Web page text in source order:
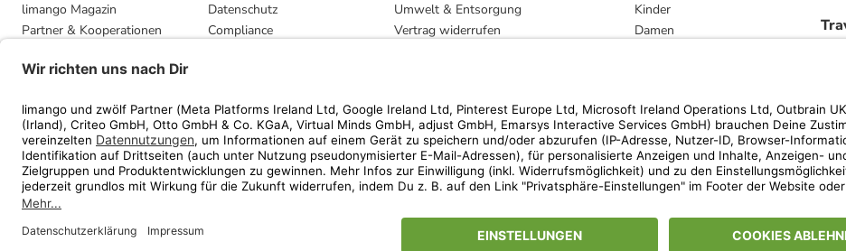
limango Magazin
Partner & Kooperationen
Presse
Datenschutz
Compliance
Umwelt & Entsorgung
Vertrag widerrufen
Kinder
Damen
Marken
* Streichpreise entsprechen der unverbindlichen Preisempfehlung des Herstellers. Prozentangaben beziehen sich
ᵃ Die jeweils aktuellen Teilnahmebedingungen unserer Freunde-werben-Freunde-Aktionen findest Du unter